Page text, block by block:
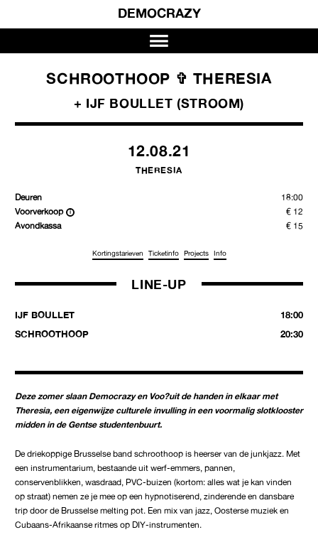
DEMOCRAZY
Deze zomer slaan Democrazy en Voo?uit de handen in elkaar met
Theresia, een eigenwijze culturele invulling in een voormalig slotklooster
midden in de Gentse studentenbuurt.
De driekoppige Brusselse band schroothoop is heerser van de junkjazz. Met
een instrumentarium, bestaande uit werf-emmers, pannen,
conservenblikken, wasdraad, PVC-buizen (kortom: alles wat je kan vinden
op straat) nemen ze je mee op een hypnotiserend, zinderende en dansbare
trip door de Brusselse melting pot. Een mix van jazz, Oosterse muziek en
Cubaans-Afrikaanse ritmes op DIY-instrumenten.
SCHROOTHOOP ✞ THERESIA
+ IJF BOULLET (STROOM)
12.08.21
THERESIA
Deuren
18:00
Voorverkoop
€ 12
Avondkassa
€ 15
Kortingstarieven Ticketinfo Projects Info
LINE-UP
IJF BOULLET
18:00
SCHROOTHOOP
20:30